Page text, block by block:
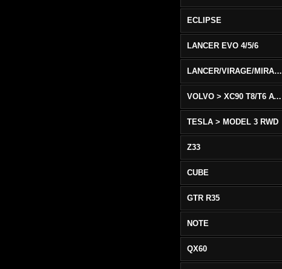
ECLIPSE
LANCER EVO 4/5/6
LANCER/VIRAGE/MIRAGE
VOLVO > XC90 T8/T6 AWD
TESLA > MODEL 3 RWD
Z33
CUBE
GTR R35
NOTE
QX60